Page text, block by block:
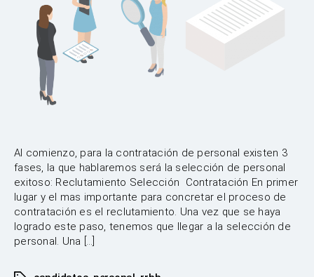
Al comienzo, para la contratación de personal existen 3
fases, la que hablaremos será la selección de personal
exitoso: Reclutamiento Selección Contratación En primer
lugar y el mas importante para concretar el proceso de
contratación es el reclutamiento. Una vez que se haya
logrado este paso, tenemos que llegar a la selección de
personal. Una […]